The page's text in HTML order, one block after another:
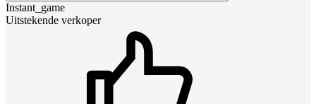
Instant_game
Uitstekende verkoper